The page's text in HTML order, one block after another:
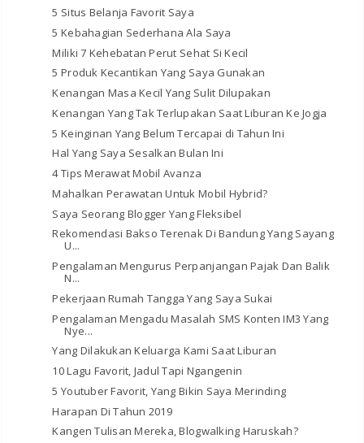
5 Situs Belanja Favorit Saya
5 Kebahagian Sederhana Ala Saya
Miliki 7 Kehebatan Perut Sehat Si Kecil
5 Produk Kecantikan Yang Saya Gunakan
Kenangan Masa Kecil Yang Sulit Dilupakan
Kenangan Yang Tak Terlupakan Saat Liburan Ke Jogja
5 Keinginan Yang Belum Tercapai di Tahun Ini
Hal Yang Saya Sesalkan Bulan Ini
4 Tips Merawat Mobil Avanza
Mahalkan Perawatan Untuk Mobil Hybrid?
Saya Seorang Blogger Yang Fleksibel
Rekomendasi Bakso Terenak Di Bandung Yang Sayang
U...
Pengalaman Mengurus Perpanjangan Pajak Dan Balik
N...
Pekerjaan Rumah Tangga Yang Saya Sukai
Pengalaman Mengadu Masalah SMS Konten IM3 Yang
Nye...
Yang Dilakukan Keluarga Kami Saat Liburan
10 Lagu Favorit, Jadul Tapi Ngangenin
5 Youtuber Favorit, Yang Bikin Saya Merinding
Harapan Di Tahun 2019
Kangen Tulisan Mereka, Blogwalking Haruskah?